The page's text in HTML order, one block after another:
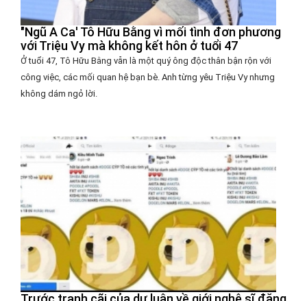
"Ngũ A Ca' Tô Hữu Bằng vì mối tình đơn phương
với Triệu Vy mà không kết hôn ở tuổi 47
Ở tuổi 47, Tô Hữu Bằng vẫn là một quý ông độc thân bận rộn với
công việc, các mối quan hệ bạn bè. Anh từng yêu Triệu Vy nhưng
không dám ngỏ lời.